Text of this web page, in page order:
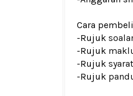
Cara
-Rujuk
-Rujuk
-Rujuk
-Rujuk